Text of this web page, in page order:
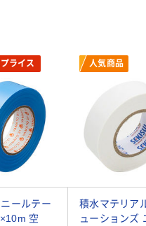
ライス 人気商品
ールテー
空
積水マテリア
ューションズ